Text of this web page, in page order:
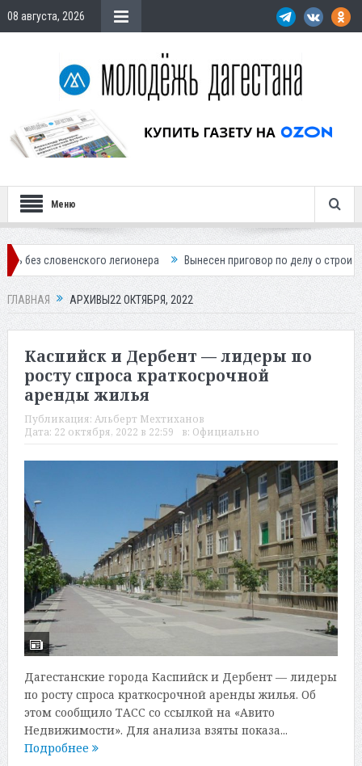
08 августа, 2026
Меню
легионера Вынесен приговор по делу о строительстве
ГЛАВНАЯ АРХИВЫ22 ОКТЯБРЯ, 2022
Каспийск и Дербент — лидеры по
росту спроса краткосрочной
аренды жилья
Публикация: Альберт Мехтиханов
Дата: 22 октября, 2022 в 22:59 в: Официально
Дагестанские города Каспийск и Дербент — лидеры
по росту спроса краткосрочной аренды жилья. Об
этом сообщило ТАСС со ссылкой на «Авито
Недвижимости». Для анализа взяты показа...
Подробнее